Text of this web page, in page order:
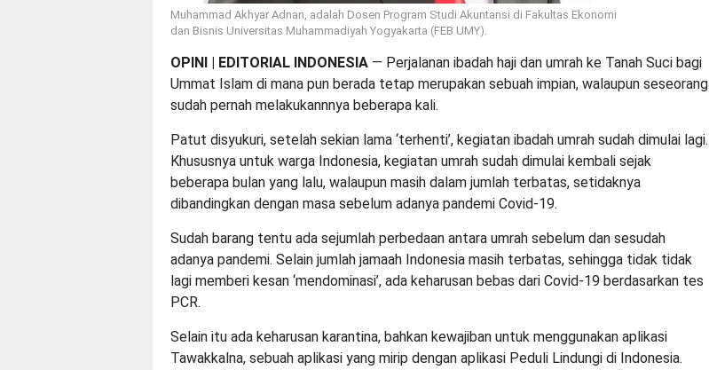
Muhammad Akhyar Adnan, adalah Dosen Program Studi Akuntansi di Fakultas Ekonomi
dan Bisnis Universitas Muhammadiyah Yogyakarta (FEB UMY).
OPINI | EDITORIAL INDONESIA — Perjalanan ibadah haji dan umrah ke Tanah Suci bagi
Ummat Islam di mana pun berada tetap merupakan sebuah impian, walaupun seseorang
sudah pernah melakukannnya beberapa kali.
Patut disyukuri, setelah sekian lama ‘terhenti’, kegiatan ibadah umrah sudah dimulai lagi.
Khususnya untuk warga Indonesia, kegiatan umrah sudah dimulai kembali sejak
beberapa bulan yang lalu, walaupun masih dalam jumlah terbatas, setidaknya
dibandingkan dengan masa sebelum adanya pandemi Covid-19.
Sudah barang tentu ada sejumlah perbedaan antara umrah sebelum dan sesudah
adanya pandemi. Selain jumlah jamaah Indonesia masih terbatas, sehingga tidak tidak
lagi memberi kesan ‘mendominasi’, ada keharusan bebas dari Covid-19 berdasarkan tes
PCR.
Selain itu ada keharusan karantina, bahkan kewajiban untuk menggunakan aplikasi
Tawakkalna, sebuah aplikasi yang mirip dengan aplikasi Peduli Lindungi di Indonesia.